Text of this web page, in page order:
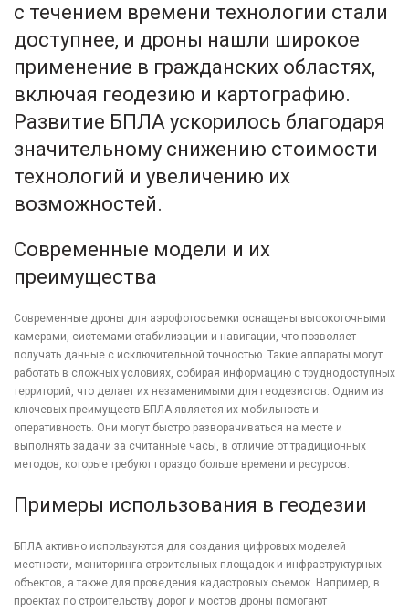
с течением времени технологии стали
доступнее, и дроны нашли широкое
применение в гражданских областях,
включая геодезию и картографию.
Развитие БПЛА ускорилось благодаря
значительному снижению стоимости
технологий и увеличению их
возможностей.
Современные модели и их
преимущества
Современные дроны для аэрофотосъемки оснащены высокоточными
камерами, системами стабилизации и навигации, что позволяет
получать данные с исключительной точностью. Такие аппараты могут
работать в сложных условиях, собирая информацию с труднодоступных
территорий, что делает их незаменимыми для геодезистов. Одним из
ключевых преимуществ БПЛА является их мобильность и
оперативность. Они могут быстро разворачиваться на месте и
выполнять задачи за считанные часы, в отличие от традиционных
методов, которые требуют гораздо больше времени и ресурсов.
Примеры использования в геодезии
БПЛА активно используются для создания цифровых моделей
местности, мониторинга строительных площадок и инфраструктурных
объектов, а также для проведения кадастровых съемок. Например, в
проектах по строительству дорог и мостов дроны помогают